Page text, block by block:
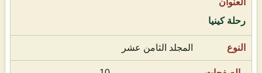
رحلة كينيا
المجلد الثامن عشر